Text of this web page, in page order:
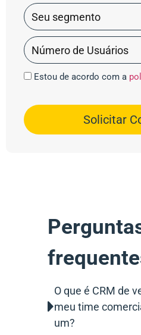
Estou de acordo com a
Solicitar
O que é CRM de
meu time
um?